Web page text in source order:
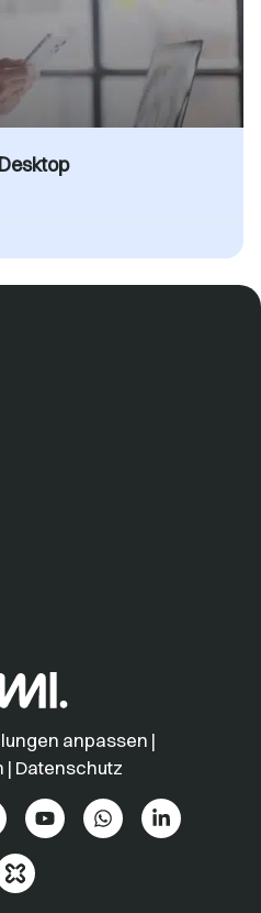
anpassen |
| Datenschutz